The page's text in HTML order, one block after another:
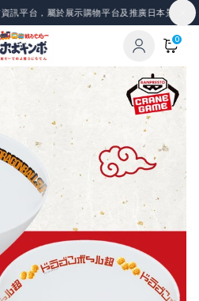
平台，屬於展示購物平台及推廣日本景品、一
0